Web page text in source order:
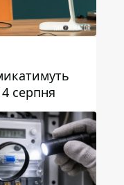
серпня